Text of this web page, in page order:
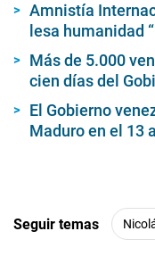
Amnistía
lesa humanidad
Más de 5.000
cien días del
El Gobierno
Maduro en el 13
Seguir temas